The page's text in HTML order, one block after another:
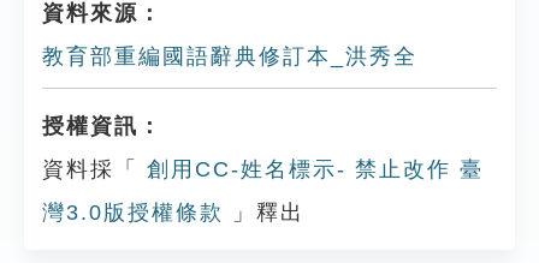
資料來源：
教育部重編國語辭典修訂本_洪秀全
授權資訊：
資料採「
創用CC-姓名標示- 禁止改作 臺
灣3.0版授權條款
」釋出